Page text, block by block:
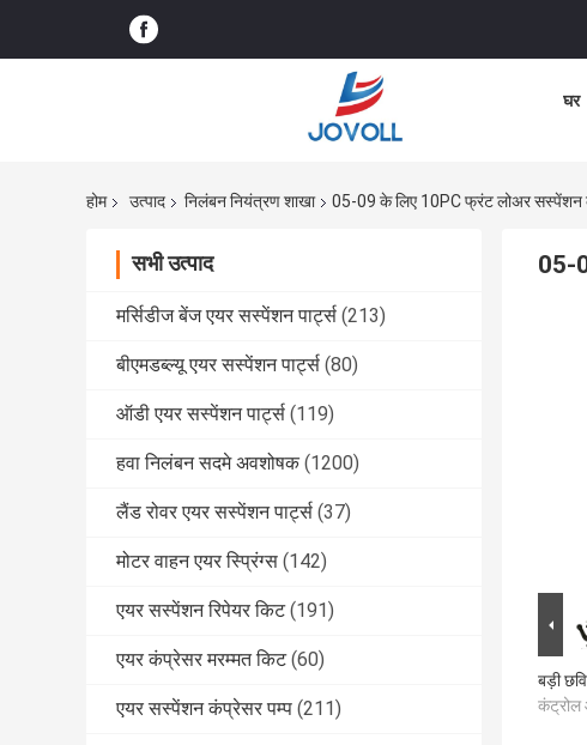
घर
होम उत्पाद निलंबन नियंत्रण शाखा 05-09 के लिए 10PC फ्रंट लोअर सस्पेंशन
सभी उत्पाद
मर्सिडीज बेंज एयर सस्पेंशन पार्ट्स (213)
बीएमडब्ल्यू एयर सस्पेंशन पार्ट्स (80)
ऑडी एयर सस्पेंशन पार्ट्स (119)
हवा निलंबन सदमे अवशोषक (1200)
लैंड रोवर एयर सस्पेंशन पार्ट्स (37)
मोटर वाहन एयर स्प्रिंग्स (142)
एयर सस्पेंशन रिपेयर किट (191)
एयर कंप्रेसर मरम्मत किट (60)
एयर सस्पेंशन कंप्रेसर पम्प (211)
05-
बड़ी
कंट्रोल